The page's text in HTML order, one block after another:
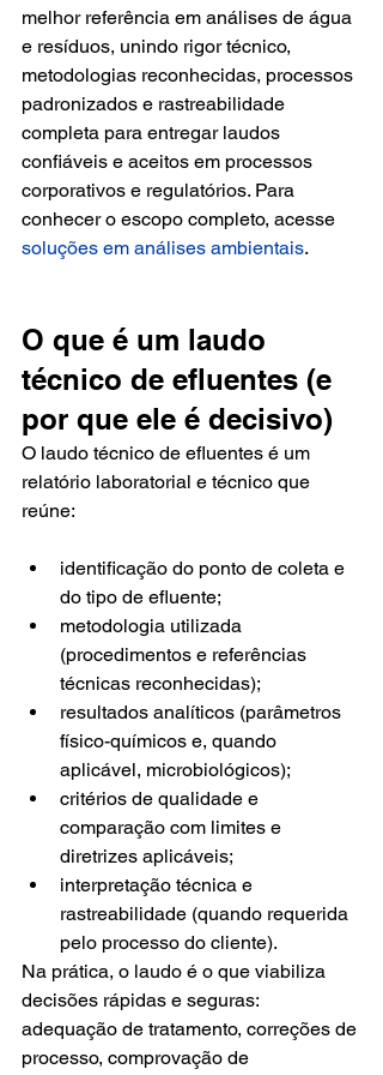
melhor referência em análises de água
e resíduos, unindo rigor técnico,
metodologias reconhecidas, processos
padronizados e rastreabilidade
completa para entregar laudos
confiáveis e aceitos em processos
corporativos e regulatórios. Para
conhecer o escopo completo, acesse
soluções em análises ambientais.
O que é um laudo
técnico de efluentes (e
por que ele é decisivo)
O laudo técnico de efluentes é um
relatório laboratorial e técnico que
reúne:
identificação do ponto de coleta e
do tipo de efluente;
metodologia utilizada
(procedimentos e referências
técnicas reconhecidas);
resultados analíticos (parâmetros
físico-químicos e, quando
aplicável, microbiológicos);
critérios de qualidade e
comparação com limites e
diretrizes aplicáveis;
interpretação técnica e
rastreabilidade (quando requerida
pelo processo do cliente).
Na prática, o laudo é o que viabiliza
decisões rápidas e seguras:
adequação de tratamento, correções de
processo, comprovação de